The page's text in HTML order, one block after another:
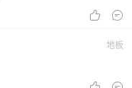
 
地板